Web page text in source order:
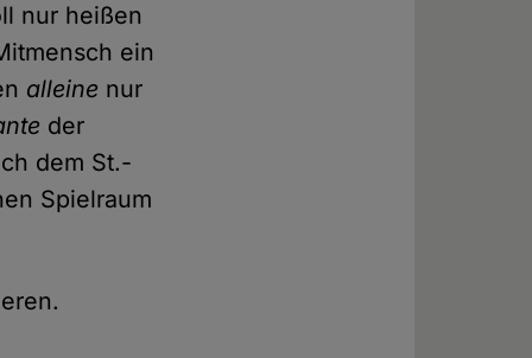
nur heißen
ein
alleine nur
der
dem St.-
Spielraum